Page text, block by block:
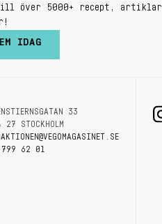
över 5000+ recept, artiklar
IDAG
33
27 STOCKHOLM
62 01